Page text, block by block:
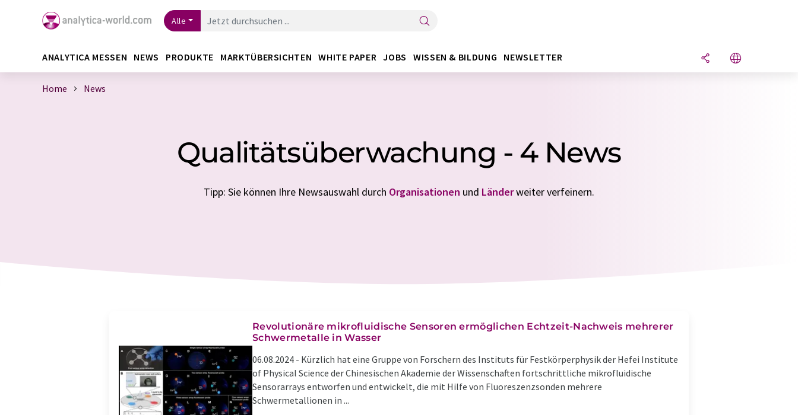
Alle
ANALYTICA MESSEN NEWS PRODUKTE MARKTÜBERSICHTEN WHITE PAPER JOBS WISSEN & BILDUNG NEWSLETTER
Home News
Qualitätsüberwachung - 4 News
Tipp: Sie können Ihre Newsauswahl durch Organisationen und Länderweiter verfeinern.
Revolutionäre mikrofluidische Sensoren ermöglichen Echtzeit-Nachweis mehrerer
Schwermetalle in Wasser
06.08.2024 - Kürzlich hat eine Gruppe von Forschern des Instituts für Festkörperphysik der Hefei Institute
of Physical Science der Chinesischen Akademie der Wissenschaften fortschrittliche mikrofluidische
Sensorarrays entworfen und entwickelt, die mit Hilfe von Fluoreszenzsonden mehrere
Schwermetallionen in ...